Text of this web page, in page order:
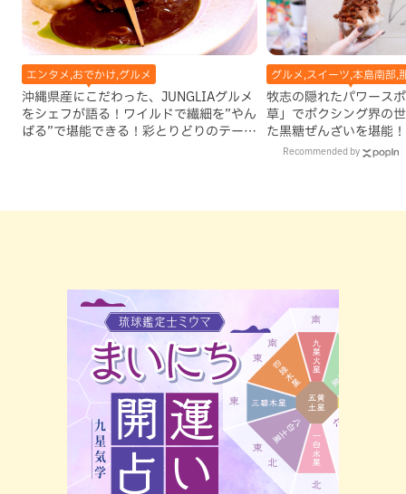
エンタメ,おでかけ,グルメ
沖縄県産にこだわった、JUNGLIAグルメ
をシェフが語る！ワイルドで繊細を”やん
ばる”で堪能できる！彩とりどりのテーマ
グルメ,スイーツ,本島南部,
牧志の隠れたパワース
草」でボクシング界の
た黒糖ぜんざいを堪能
手作りケーキも要チェ
Recommended by